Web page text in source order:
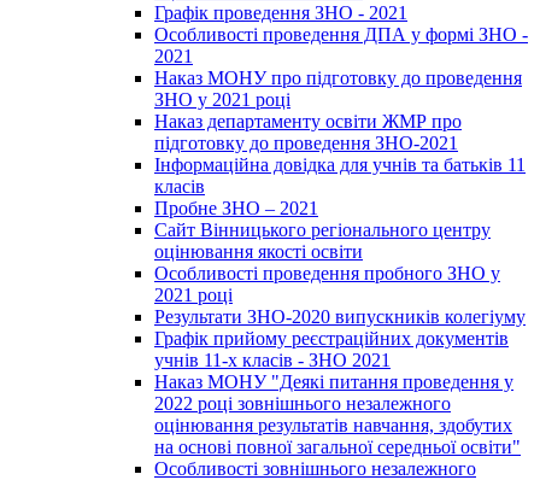
Графік проведення ЗНО - 2021
Особливості проведення ДПА у формі ЗНО -
2021
Наказ МОНУ про підготовку до проведення
ЗНО у 2021 році
Наказ департаменту освіти ЖМР про
підготовку до проведення ЗНО-2021
Інформаційна довідка для учнів та батьків 11
класів
Пробне ЗНО – 2021
Сайт Вінницького регіонального центру
оцінювання якості освіти
Особливості проведення пробного ЗНО у
2021 році
Результати ЗНО-2020 випускників колегіуму
Графік прийому реєстраційних документів
учнів 11-х класів - ЗНО 2021
Наказ МОНУ "Деякі питання проведення у
2022 році зовнішнього незалежного
оцінювання результатів навчання, здобутих
на основі повної загальної середньої освіти"
Особливості зовнішнього незалежного